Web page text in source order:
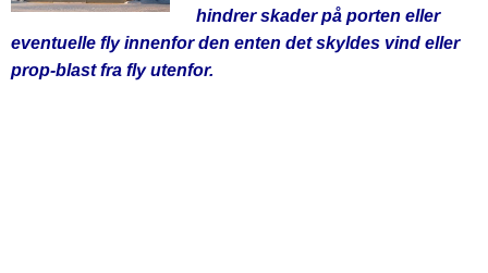
hindrer skader på porten eller
eventuelle fly innenfor den enten det skyldes vind eller
prop-blast fra fly utenfor.